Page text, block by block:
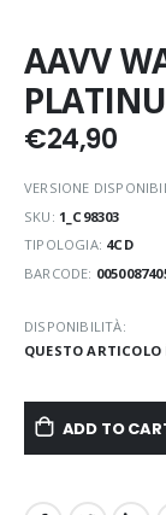
AAVV
€24,90
VERSIONE
SKU: 1_C98303
TIPOLOGIA: 4CD
BARCODE:
DISPONIBILITÀ:
QUESTO
ADD TO